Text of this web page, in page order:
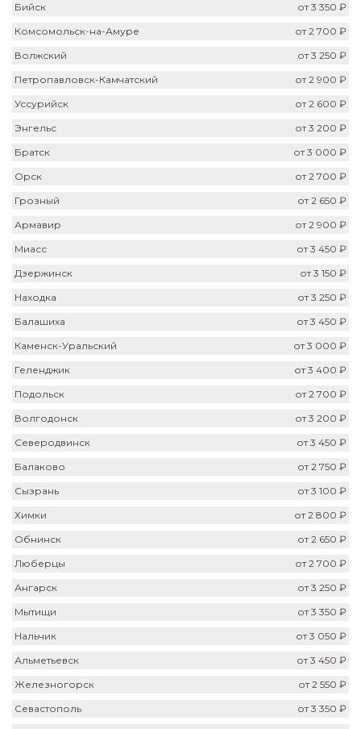
Бийск
от 3 350 ₽
Комсомольск-на-Амуре
от 2 700 ₽
Волжский
от 3 250 ₽
Петропавловск-Камчатский
от 2 900 ₽
Уссурийск
от 2 600 ₽
Энгельс
от 3 200 ₽
Братск
от 3 000 ₽
Орск
от 2 700 ₽
Грозный
от 2 650 ₽
Армавир
от 2 900 ₽
Миасс
от 3 450 ₽
Дзержинск
от 3 150 ₽
Находка
от 3 250 ₽
Балашиха
от 3 450 ₽
Каменск-Уральский
от 3 000 ₽
Геленджик
от 3 400 ₽
Подольск
от 2 700 ₽
Волгодонск
от 3 200 ₽
Северодвинск
от 3 450 ₽
Балаково
от 2 750 ₽
Сызрань
от 3 100 ₽
Химки
от 2 800 ₽
Обнинск
от 2 650 ₽
Люберцы
от 2 700 ₽
Ангарск
от 3 250 ₽
Мытищи
от 3 350 ₽
Нальчик
от 3 050 ₽
Альметьевск
от 3 450 ₽
Железногорск
от 2 550 ₽
Севастополь
от 3 350 ₽